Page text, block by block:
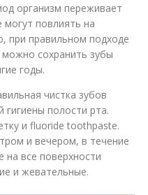
организм переживает
повлиять на
при правильном подходе
сохранить зубы
годы.
чистка зубов
гигиены полости рта.
и fluoride toothpaste.
и вечером, в течение
на все поверхности
и жевательные.